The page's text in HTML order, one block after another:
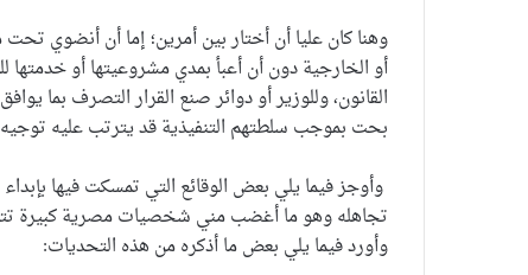
وهنا كان عليا أن أختار بين أمرين؛ إما أن أنضوي
أو الخارجية دون أن أعبأ بمدي مشروعيتها أو خدمتها
القانون، وللوزير أو دوائر صنع القرار التصرف بما
بحت بموجب سلطتهم التنفيذية قد يترتب عليه توجيه
وأوجز فيما يلي بعض الوقائع التي تمسكت فيها
تجاهله وهو ما أغضب مني شخصيات مصرية كبيرة
وأورد فيما يلي بعض ما أذكره من هذه التحديات: